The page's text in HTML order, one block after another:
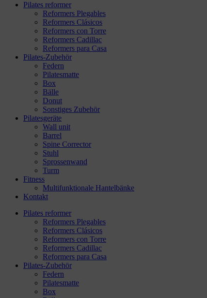
Pilates reformer
Reformers Plegables
Reformers Clásicos
Reformers con Torre
Reformers Cadillac
Reformers para Casa
Pilates-Zubehör
Federn
Pilatesmatte
Box
Bälle
Donut
Sonstiges Zubehör
Pilatesgeräte
Wall unit
Barrel
Spine Corrector
Stuhl
Sprossenwand
Turm
Fitness
Multifunktionale Hantelbänke
Kontakt
Pilates reformer
Reformers Plegables
Reformers Clásicos
Reformers con Torre
Reformers Cadillac
Reformers para Casa
Pilates-Zubehör
Federn
Pilatesmatte
Box